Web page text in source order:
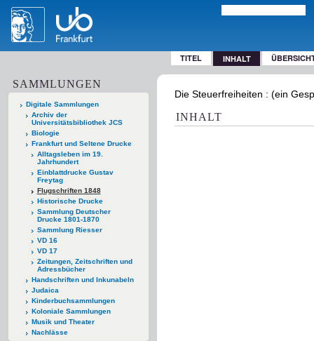
TITEL INHALT
SAMMLUNGEN
Digitale Sammlungen
Archiv der
Universitätsbibliothek JCS
Biologie
Frankfurt und Seltene Drucke
Alltagsleben im 19.
Jahrhundert
Einblattdrucke Gustav
Freytag
Flugschriften 1848
Historische Drucke
Sammlung Deutscher
Drucke 1801-1870
Sammlung Riesser
VD 16
VD 17
Zeitungen, Zeitschriften und
Adressbücher
Handschriften und Inkunabeln
Judaica
Kinderbuchsammlungen
Koloniale Sammlungen
Musik und Theater
Nachlässe
Die Steuerfreiheiten : (ein
INHALT